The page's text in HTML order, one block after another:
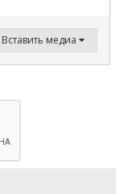
Вставить медиа